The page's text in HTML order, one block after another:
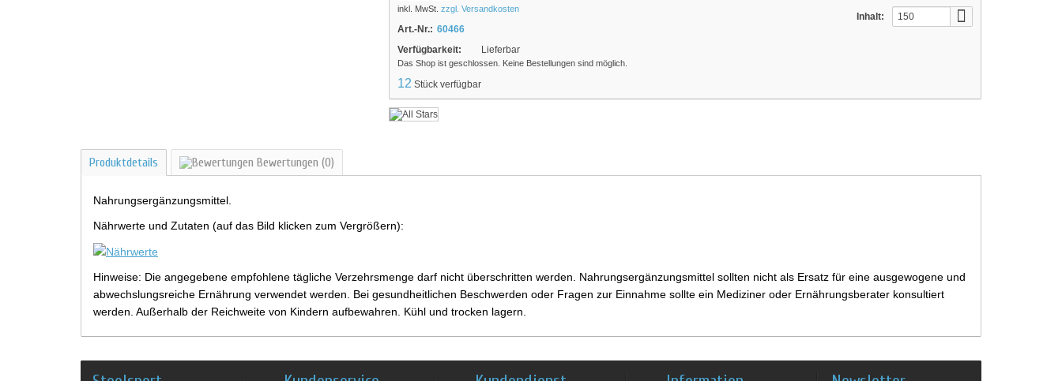
Inhalt:
150
inkl. MwSt. zzgl. Versandkosten
Art.-Nr.: 60466
Verfügbarkeit:
Lieferbar
Das Shop ist geschlossen. Keine Bestellungen sind möglich.
12 Stück verfügbar
Produktdetails Bewertungen (0)
Nahrungsergänzungsmittel.
Nährwerte und Zutaten (auf das Bild klicken zum Vergrößern):
Hinweise: Die angegebene empfohlene tägliche Verzehrsmenge darf nicht überschritten werden. Nahrungsergänzungsmittel sollten nicht als Ersatz für eine ausgewogene und
abwechslungsreiche Ernährung verwendet werden. Bei gesundheitlichen Beschwerden oder Fragen zur Einnahme sollte ein Mediziner oder Ernährungsberater konsultiert
werden. Außerhalb der Reichweite von Kindern aufbewahren. Kühl und trocken lagern.